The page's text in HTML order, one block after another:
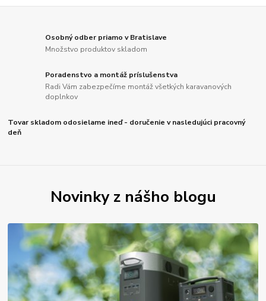
Osobný odber priamo v Bratislave
Množstvo produktov skladom
Poradenstvo a montáž príslušenstva
Radi Vám zabezpečíme montáž všetkých karavanových
doplnkov
Tovar skladom odosielame ineď - doručenie v nasledujúci pracovný
deň
Novinky z nášho blogu